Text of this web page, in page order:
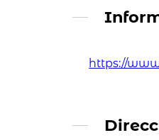
https://